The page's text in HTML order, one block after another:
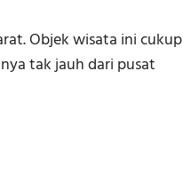
Objek wisata ini cukup
tak jauh dari pusat